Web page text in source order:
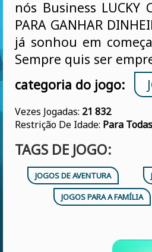
nós Business LUCKY
PARA GANHAR
já sonhou em
Sempre quis ser
categoria do jogo:
Vezes Jogadas: 21 832
Restrição De Idade: Para
TAGS DE JOGO:
JOGOS DE AVENTURA
JOGOS PARA A FAMÍLIA